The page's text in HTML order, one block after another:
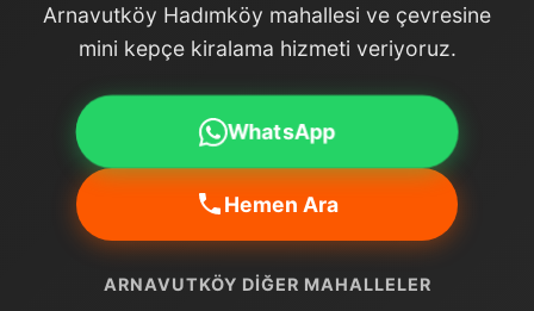
Arnavutköy Hadımköy mahallesi ve çevresine
mini kepçe kiralama hizmeti veriyoruz.
WhatsApp
Hemen Ara
ARNAVUTKÖY DIĞER MAHALLELER